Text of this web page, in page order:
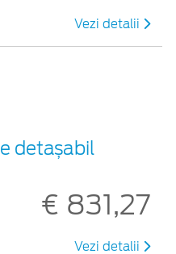
Vezi detalii
detașabil
€ 831,27
Vezi detalii